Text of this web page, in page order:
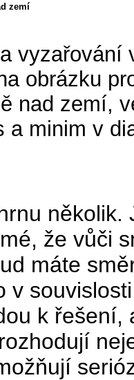
zemí
vyzařování
obrázku
nad zemí,
a minim v
že vůči
máte
v
k